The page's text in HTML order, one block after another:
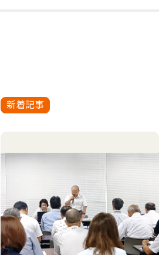
新着記事